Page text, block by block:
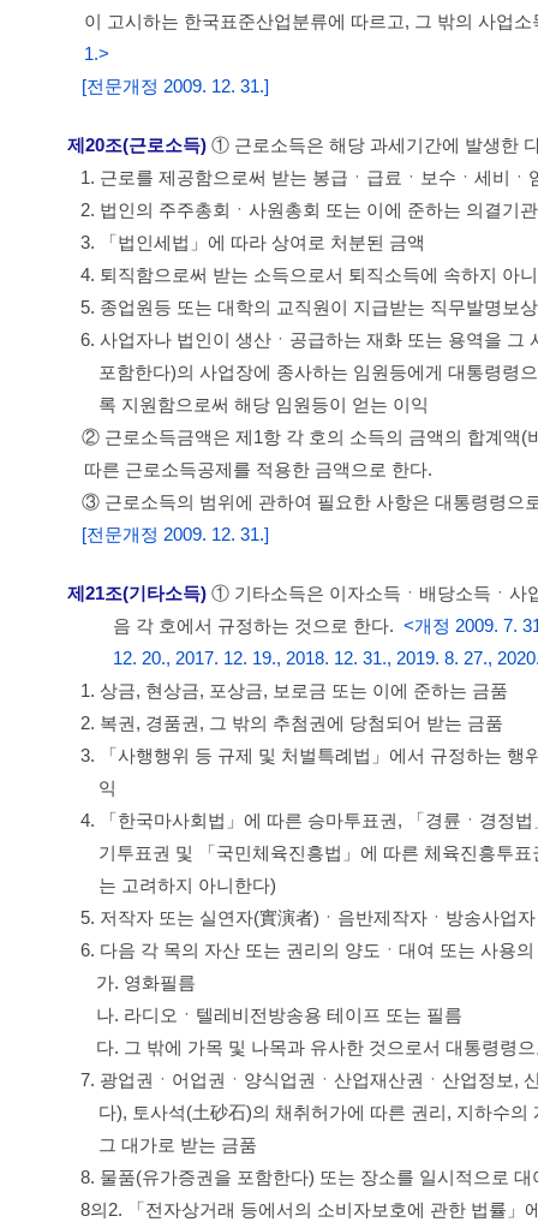
이 고시하는 한국표준산업분류에 따르고, 그 밖의 사업
1.>
[전문개정 2009. 12. 31.]
제20조(근로소득) ① 근로소득은 해당 과세기간에 발생한
1. 근로를 제공함으로써 받는 봉급ㆍ급료ㆍ보수ㆍ세비
2. 법인의 주주총회ㆍ사원총회 또는 이에 준하는 의결기
3. 「법인세법」에 따라 상여로 처분된 금액
4. 퇴직함으로써 받는 소득으로서 퇴직소득에 속하지 아
5. 종업원등 또는 대학의 교직원이 지급받는 직무발명보
6. 사업자나 법인이 생산ㆍ공급하는 재화 또는 용역을
포함한다)의 사업장에 종사하는 임원등에게 대통령령
록 지원함으로써 해당 임원등이 얻는 이익
② 근로소득금액은 제1항 각 호의 소득의 금액의 합계액(
따른 근로소득공제를 적용한 금액으로 한다.
③ 근로소득의 범위에 관하여 필요한 사항은 대통령령으
[전문개정 2009. 12. 31.]
제21조(기타소득) ① 기타소득은 이자소득ㆍ배당소득ㆍ사
음 각 호에서 규정하는 것으로 한다. <개정 2009. 7.
12. 20., 2017. 12. 19., 2018. 12. 31., 2019. 8. 27.,
1. 상금, 현상금, 포상금, 보로금 또는 이에 준하는 금품
2. 복권, 경품권, 그 밖의 추첨권에 당첨되어 받는 금품
3. 「사행행위 등 규제 및 처벌특례법」에서 규정하는
익
4. 「한국마사회법」에 따른 승마투표권, 「경륜ㆍ경정
기투표권 및 「국민체육진흥법」에 따른 체육진흥투
는 고려하지 아니한다)
5. 저작자 또는 실연자(實演者)ㆍ음반제작자ㆍ방송사업
6. 다음 각 목의 자산 또는 권리의 양도ㆍ대여 또는 사용
가. 영화필름
나. 라디오ㆍ텔레비전방송용 테이프 또는 필름
다. 그 밖에 가목 및 나목과 유사한 것으로서 대통령령
7. 광업권ㆍ어업권ㆍ양식업권ㆍ산업재산권ㆍ산업정보,
다), 토사석(土砂石)의 채취허가에 따른 권리, 지하수
그 대가로 받는 금품
8. 물품(유가증권을 포함한다) 또는 장소를 일시적으로
8의2. 「전자상거래 등에서의 소비자보호에 관한 법률